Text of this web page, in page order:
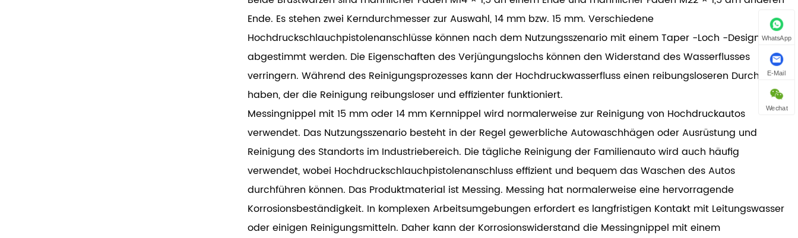
Ende. Es stehen zwei Kerndurchmesser zur Auswahl, 14 mm bzw. 15 mm. Verschiedene
Hochdruckschlauchpistolenanschlüsse können nach dem Nutzungsszenario mit einem Taper -Loch -Design
abgestimmt werden. Die Eigenschaften des Verjüngungslochs können den Widerstand des Wasserflusses
verringern. Während des Reinigungsprozesses kann der Hochdruckwasserfluss einen reibungsloseren Durchfluss
haben, der die Reinigung reibungsloser und effizienter funktioniert.
Messingnippel mit 15 mm oder 14 mm Kernnippel wird normalerweise zur Reinigung von Hochdruckautos
verwendet. Das Nutzungsszenario besteht in der Regel gewerbliche Autowaschhägen oder Ausrüstung und
Reinigung des Standorts im Industriebereich. Die tägliche Reinigung der Familienauto wird auch häufig
verwendet, wobei Hochdruckschlauchpistolenanschluss effizient und bequem das Waschen des Autos
durchführen können. Das Produktmaterial ist Messing. Messing hat normalerweise eine hervorragende
Korrosionsbeständigkeit. In komplexen Arbeitsumgebungen erfordert es langfristigen Kontakt mit Leitungswasser
oder einigen Reinigungsmitteln. Daher kann der Korrosionswiderstand die Messingnippel mit einem
WhatsApp
E-Mail
Wechat